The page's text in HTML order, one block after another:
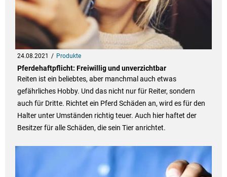
24.08.2021 Produkte
Pferdehaftpflicht: Freiwillig und unverzichtbar
Reiten ist ein beliebtes, aber manchmal auch etwas
gefährliches Hobby. Und das nicht nur für Reiter, sondern
auch für Dritte. Richtet ein Pferd Schäden an, wird es für den
Halter unter Umständen richtig teuer. Auch hier haftet der
Besitzer für alle Schäden, die sein Tier anrichtet.